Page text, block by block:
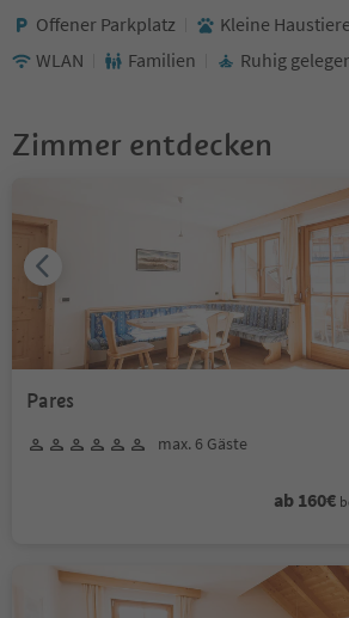
Offener Parkplatz
Kleine
WLAN
Familien Ruhig
Zimmer entdecken
Pares
max. 6 Gäste
ab 160€